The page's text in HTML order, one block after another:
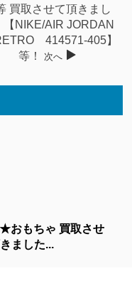
買取させて頂きまし
【NIKE/AIR JORDAN
414571-405】
等！
次へ
おもちゃ 買取させ
ました...